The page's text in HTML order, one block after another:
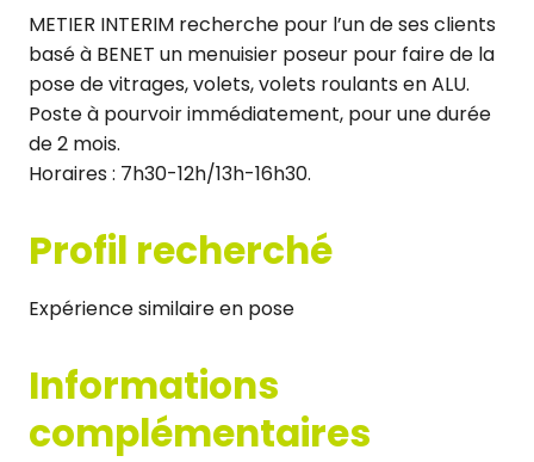
METIER INTERIM recherche pour l’un de ses clients
basé à BENET un menuisier poseur pour faire de la
pose de vitrages, volets, volets roulants en ALU.
Poste à pourvoir immédiatement, pour une durée
de 2 mois.
Horaires : 7h30-12h/13h-16h30.
Profil recherché
Expérience similaire en pose
Informations
complémentaires